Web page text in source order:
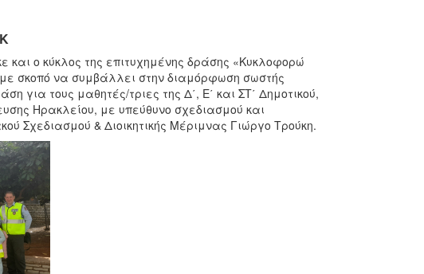
και ο κύκλος της επιτυχημένης δράσης «Κυκλοφορώ
σκοπό να συμβάλλει στην διαμόρφωση σωστής
για τους μαθητές/τριες της Δ΄, Ε΄ και ΣΤ΄ Δημοτικού,
Ηρακλείου, με υπεύθυνο σχεδιασμού και
Σχεδιασμού & Διοικητικής Μέριμνας Γιώργο Τρούκη.